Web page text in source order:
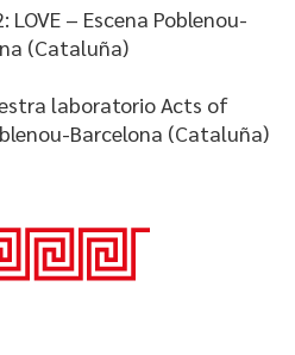
LOVE – Escena Poblenou-
(Cataluña)
laboratorio Acts of
Barcelona (Cataluña)